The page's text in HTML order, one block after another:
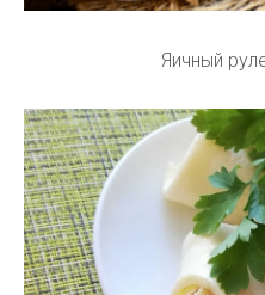
Яичный